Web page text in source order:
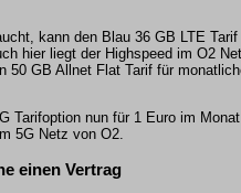
kann den Blau 36 GB LTE Tarif
hier liegt der Highspeed im O2
50 GB Allnet Flat Tarif für
Tarifoption nun für 1 Euro im
5G Netz von O2.
einen Vertrag